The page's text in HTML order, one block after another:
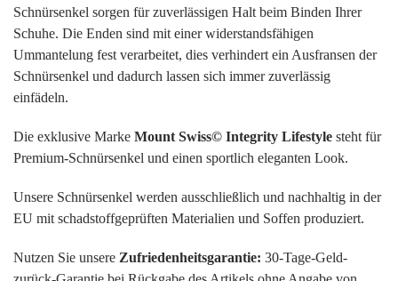
Schnürsenkel sorgen für zuverlässigen Halt beim Binden Ihrer
Schuhe. Die Enden sind mit einer widerstandsfähigen
Ummantelung fest verarbeitet, dies verhindert ein Ausfransen der
Schnürsenkel und dadurch lassen sich immer zuverlässig
einfädeln.
Die exklusive Marke Mount Swiss© Integrity Lifestyle steht für
Premium-Schnürsenkel und einen sportlich eleganten Look.
Unsere Schnürsenkel werden ausschließlich und nachhaltig in der
EU mit schadstoffgeprüften Materialien und Soffen produziert.
Nutzen Sie unsere Zufriedenheitsgarantie: 30-Tage-Geld-